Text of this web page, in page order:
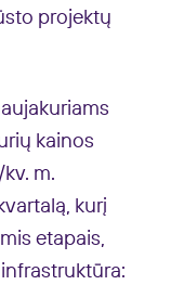
projektų
kainos
m.
kurį
etapais,